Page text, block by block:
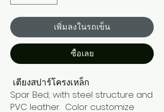
เพิ่มลงในรถเข็น
ซื้อเลย
เตียงสปาร์โครงเหล็ก
Spar Bed; with steel structure and
PVC leather. Color customize